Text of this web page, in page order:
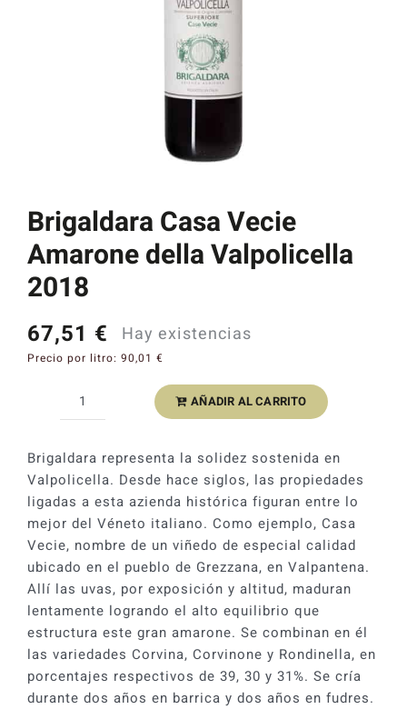
Brigaldara Casa Vecie
Amarone della Valpolicella
2018
67,51 € Hay existencias
Precio por litro: 90,01 €
Brigaldara
Vecie
Amarone
della
Valpolicella
2018
cantidad
AÑADIR AL CARRITO
Brigaldara representa la solidez sostenida en
Valpolicella. Desde hace siglos, las propiedades
ligadas a esta azienda histórica figuran entre lo
mejor del Véneto italiano. Como ejemplo, Casa
Vecie, nombre de un viñedo de especial calidad
ubicado en el pueblo de Grezzana, en Valpantena.
Allí las uvas, por exposición y altitud, maduran
lentamente logrando el alto equilibrio que
estructura este gran amarone. Se combinan en él
las variedades Corvina, Corvinone y Rondinella, en
porcentajes respectivos de 39, 30 y 31%. Se cría
durante dos años en barrica y dos años en fudres.